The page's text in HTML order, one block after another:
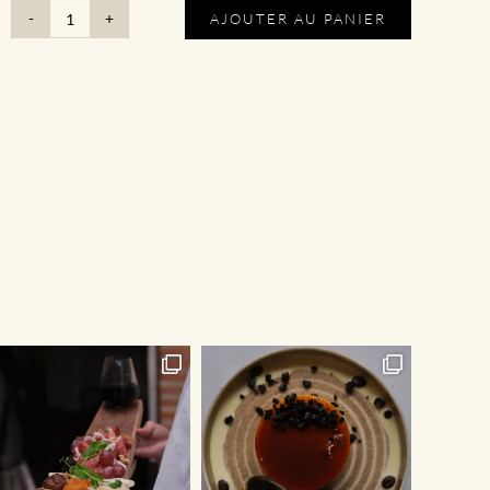
quantité
AJOUTER AU PANIER